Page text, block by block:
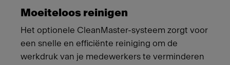
Moeiteloos reinigen
Het optionele CleanMaster-systeem zorgt voor
een snelle en efficiënte reiniging om de
werkdruk van je medewerkers te verminderen